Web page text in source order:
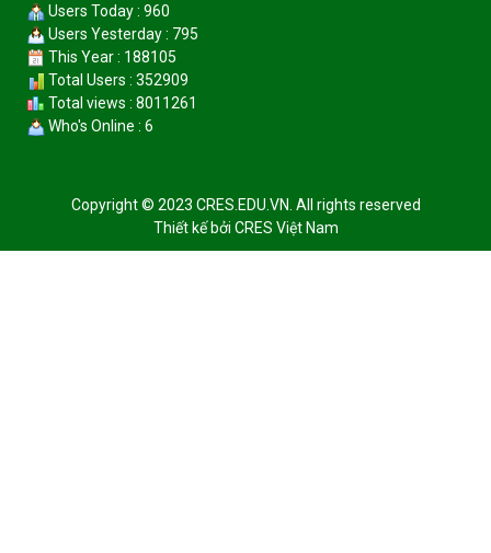
Users Today : 960
Users Yesterday : 795
This Year : 188105
Total Users : 352909
Total views : 8011261
Who's Online : 6
Copyright © 2023 CRES.EDU.VN. All rights reserved
Thiết kế bởi CRES Việt Nam